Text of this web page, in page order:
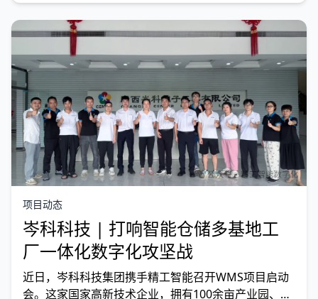
项目动态
岑科科技 | 打响智能仓储多基地工
厂一体化数字化攻坚战
近日，岑科科技集团携手精工智能召开WMS项目启动
会。这家国家高新技术企业，拥有100余亩产业园、10